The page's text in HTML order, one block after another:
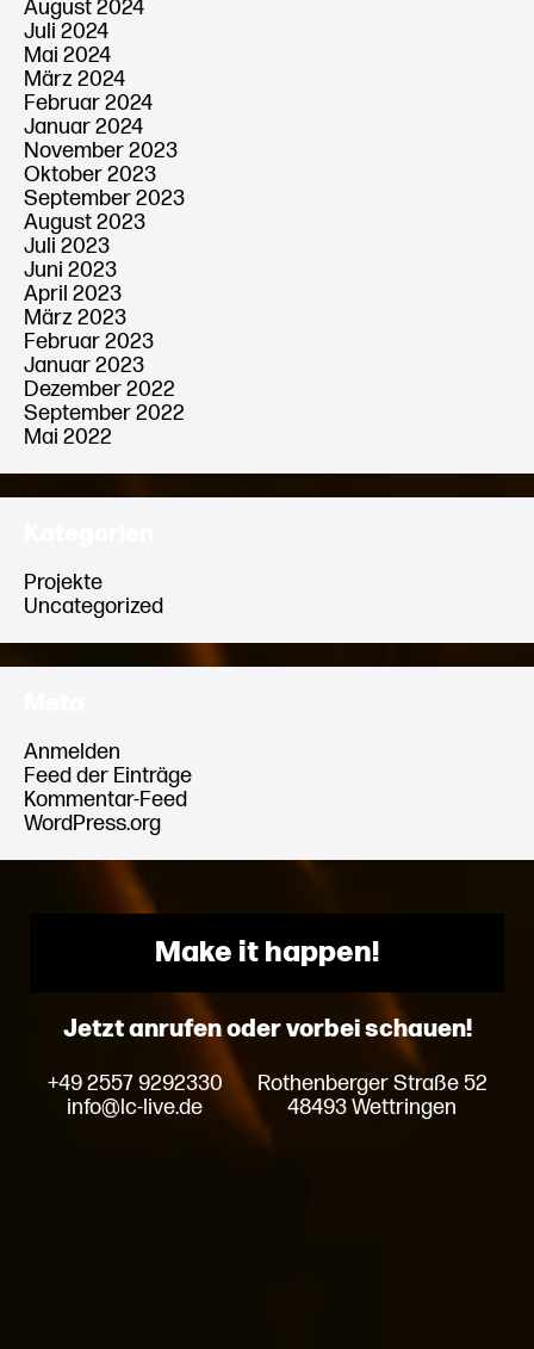
August 2024
Juli 2024
Mai 2024
März 2024
Februar 2024
Januar 2024
November 2023
Oktober 2023
September 2023
August 2023
Juli 2023
Juni 2023
April 2023
März 2023
Februar 2023
Januar 2023
Dezember 2022
September 2022
Mai 2022
Projekte
Uncategorized
Anmelden
Feed der Einträge
Kommentar-Feed
WordPress.org
Make it happen!
Jetzt anrufen oder vorbei schauen!
+49 2557 9292330
info@lc-live.de
Rothenberger Straße 52
48493 Wettringen